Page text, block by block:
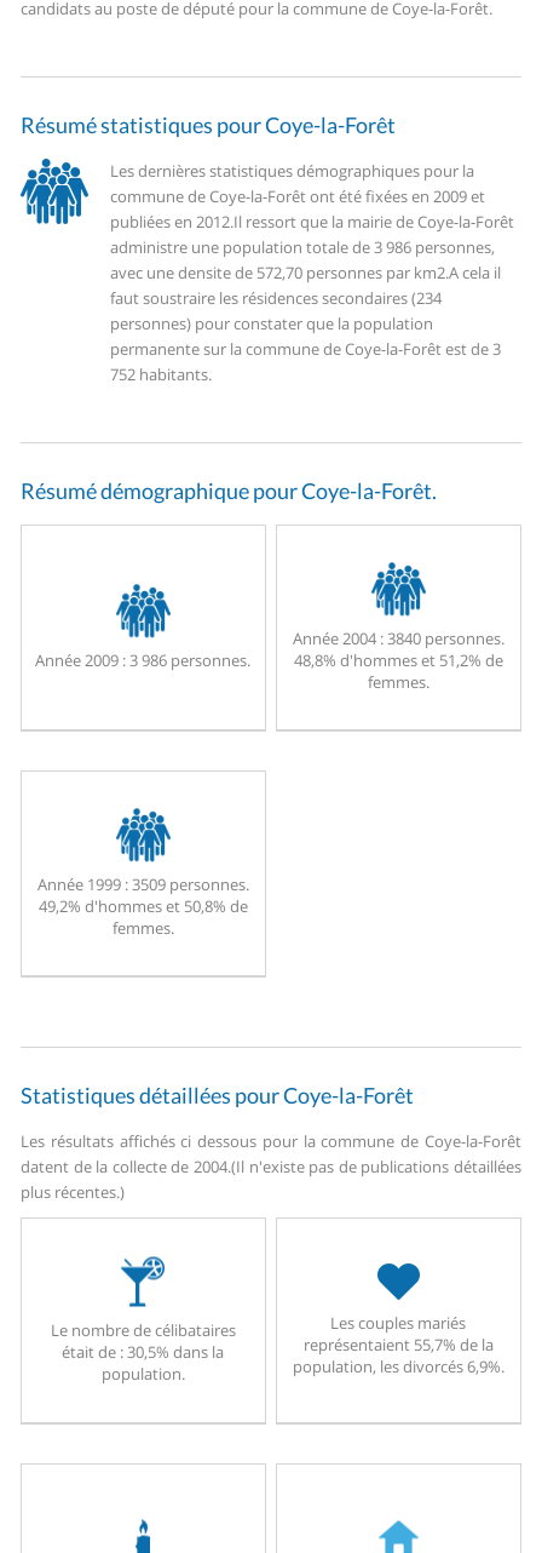
candidats au poste de député pour la commune de Coye-la-Forêt.
Résumé statistiques pour Coye-la-Forêt
Les dernières statistiques démographiques pour la
commune de Coye-la-Forêt ont été fixées en 2009 et
publiées en 2012.Il ressort que la mairie de Coye-la-Forêt
administre une population totale de 3 986 personnes,
avec une densite de 572,70 personnes par km2.A cela il
faut soustraire les résidences secondaires (234
personnes) pour constater que la population
permanente sur la commune de Coye-la-Forêt est de 3
752 habitants.
Résumé démographique pour Coye-la-Forêt.
Année 2009 :3 986 personnes.
Année 2004 :3840 personnes.
48,8% d'hommes et 51,2% de
femmes.
Année 1999 :3509 personnes.
49,2% d'hommes et 50,8% de
femmes.
Statistiques détaillées pour Coye-la-Forêt
Les résultats affichés ci dessous pour la commune de Coye-la-Forêt
datent de la collecte de 2004.(Il n'existe pas de publications détaillées
plus récentes.)
Le nombre de célibataires
était de : 30,5% dans la
population.
Les couples mariés
représentaient 55,7% de la
population, les divorcés 6,9%.